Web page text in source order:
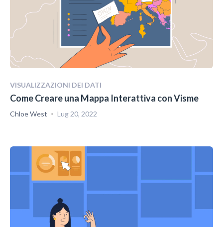
VISUALIZZAZIONI DEI DATI
Come Creare una Mappa Interattiva con Visme
Chloe West Lug 20, 2022